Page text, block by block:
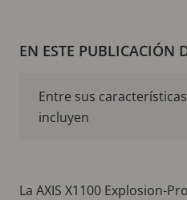
EN ESTE PUBLICACIÓN
Entre sus
incluyen
La AXIS X1100 Explosion-